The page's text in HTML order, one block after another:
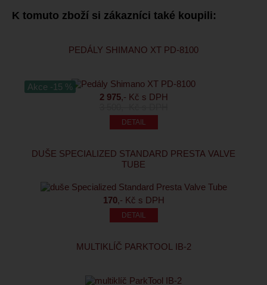
K tomuto zboží si zákazníci také koupili:
PEDÁLY SHIMANO XT PD-8100
Akce -15 %
2 975,- Kč s DPH
DUŠE SPECIALIZED STANDARD PRESTA VALVE
TUBE
170,- Kč s DPH
MULTIKLÍČ PARKTOOL IB-2